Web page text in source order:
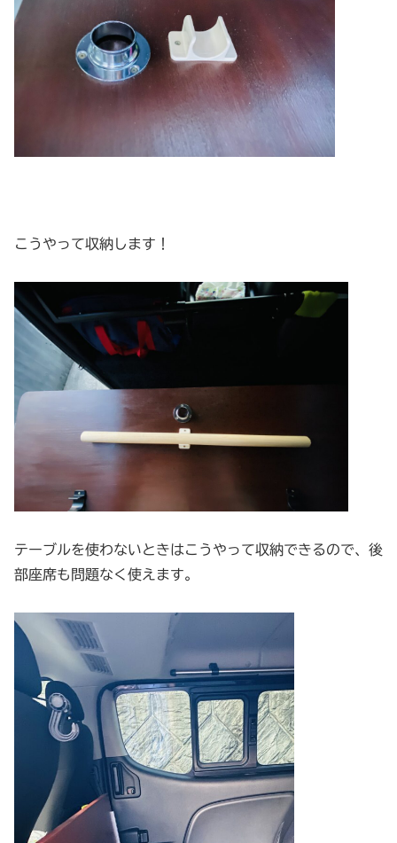
こうやって収納します！
テーブルを使わないときはこうやって収納できるので、後
部座席も問題なく使えます。